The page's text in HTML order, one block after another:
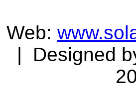
Web:
| Designed